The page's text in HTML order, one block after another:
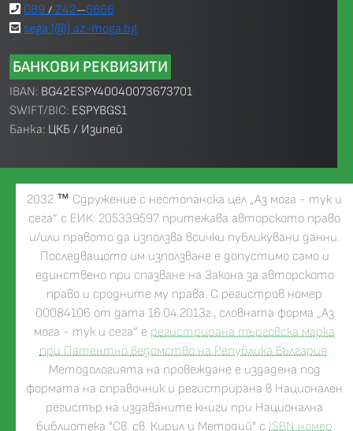
089 / 242—6666
sega [@] az-moga.bg
БАНКОВИ РЕКВИЗИТИ
IBAN: BG42ESPY40040073673701
SWIFT/BIC: ESPYBGS1
Банка: ЦКБ / Изипей
2032 ™ Сдружение с нестопанска цел „Аз мога - тук и
сега” с ЕИК: 205339597 притежава авторското право
и/или правото да използва всички публикувани данни.
Последващото им използване е допустимо само и
единствено при спазване на Закона за авторското
право и сродните му права. С регистров номер
00084106 от дата 16.04.2013г., словната форма „Аз
мога - тук и сега” е регистрирана търговска марка
при Патентно ведомство на Република България.
Методологията на провеждане е издадена под
формата на справочник и регистрирана в Национален
регистър на издаваните книги при Национална
библиотека "Св. св. Кирил и Методий" с ISBN номер